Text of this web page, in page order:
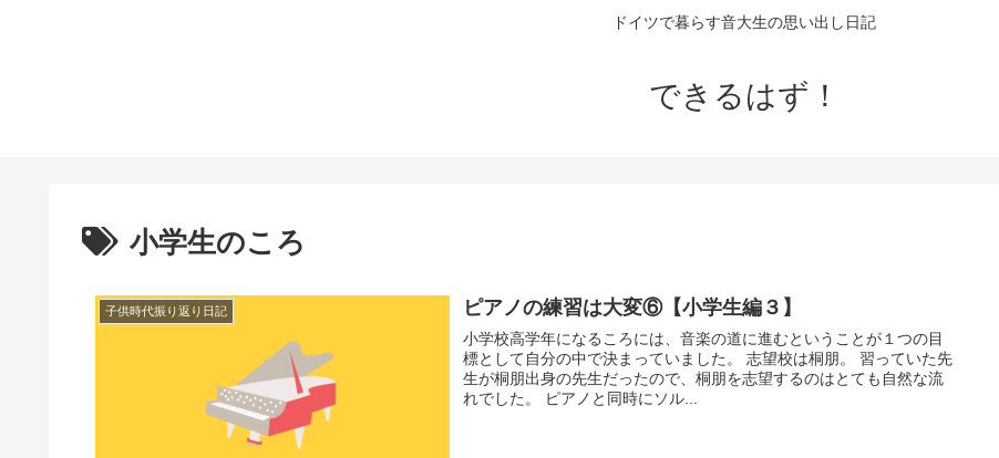
ドイツで暮らす音大生の思い出し日記
できるはず！
小学生のころ
子供時代振り返り日記 ピアノの練習は大変⑥【小学生編３】
小学校高学年になるころには、音楽の道に進むということが１つの目
標として自分の中で決まっていました。 志望校は桐朋。 習っていた先
生が桐朋出身の先生だったので、桐朋を志望するのはとても自然な流
れでした。 ピアノと同時にソル...